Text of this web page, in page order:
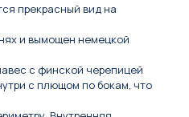
прекрасный вид на
и вымощен немецкой
с финской черепицей
с плющом по бокам, что